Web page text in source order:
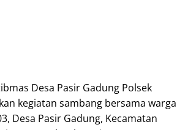
Desa Pasir Gadung Polsek
kegiatan sambang bersama warga
Desa Pasir Gadung, Kecamatan